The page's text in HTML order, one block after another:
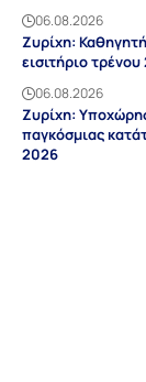
06.08.2026
Ζυρίχη:
εισιτήριο
06.08.2026
Ζυρίχη:
παγκόσμιας
2026